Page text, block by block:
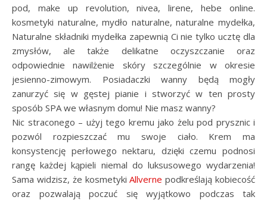
pod, make up revolution, nivea, lirene, hebe online.
kosmetyki naturalne, mydło naturalne, naturalne mydełka,
Naturalne składniki mydełka zapewnią Ci nie tylko ucztę dla
zmysłów, ale także delikatne oczyszczanie oraz
odpowiednie nawilżenie skóry szczególnie w okresie
jesienno-zimowym. Posiadaczki wanny będą mogły
zanurzyć się w gęstej pianie i stworzyć w ten prosty
sposób SPA we własnym domu! Nie masz wanny?
Nic straconego – użyj tego kremu jako żelu pod prysznic i
pozwól rozpieszczać mu swoje ciało. Krem ma
konsystencję perłowego nektaru, dzięki czemu podnosi
rangę każdej kąpieli niemal do luksusowego wydarzenia!
Sama widzisz, że kosmetykiAllverne podkreślają kobiecość
oraz pozwalają poczuć się wyjątkowo podczas tak